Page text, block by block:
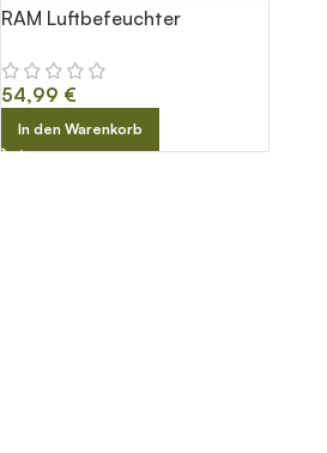
RAM Luftbefeuchter
54,99 €
In den Warenkorb